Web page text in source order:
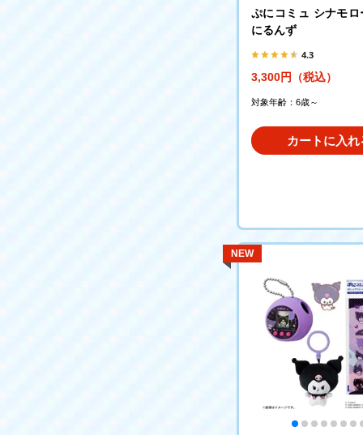
ぷにコミュ シナモロ
にるんず
4.3
3,300円（税込）
対象年齢：6歳～
カートに入れ
NEW